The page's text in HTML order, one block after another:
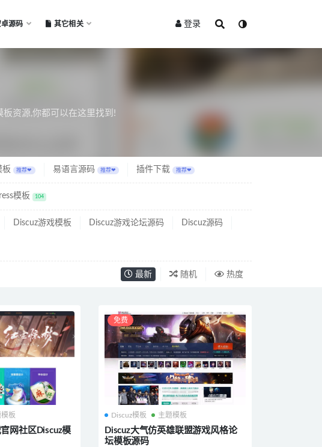
卓源码 其它相关 登录
资源,你都可以在这里找到!
板 推荐❤ 易语言源码 推荐❤ 插件下载 推荐❤
模板 104
Discuz游戏模板 Discuz游戏论坛源码 Discuz源码
最新 随机 热度
模板
网社区Discuz模
免费
Discuz模板 主题模板
Discuz大气仿英雄联盟游戏风格论
坛模板源码